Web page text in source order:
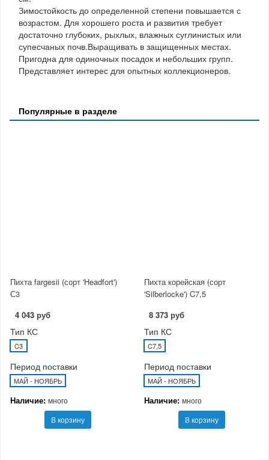
Зимостойкость до определенной степени повышается с
возрастом. Для хорошего роста и развития требует
достаточно глубоких, рыхлых, влажных суглинистых или
супесчаных почв.Выращивать в защищенных местах.
Пригодна для одиночных посадок и небольших групп.
Представляет интерес для опытных коллекционеров.
Популярные в разделе
Пихта fargesii (сорт 'Headfort')
С3
4 043 руб
Тип КС
C3
Период поставки
МАЙ - НОЯБРЬ
Наличие: много
В корзину
Пихта корейская (сорт
'Silberlocke') C7,5
8 373 руб
Тип КС
C7,5
Период поставки
МАЙ - НОЯБРЬ
Наличие: много
В корзину